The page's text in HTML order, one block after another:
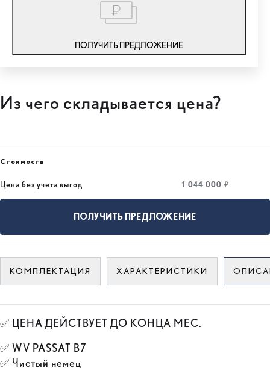
ПОЛУЧИТЬ ПРЕДЛОЖЕНИЕ
Из чего складывается цена?
Стоимость
Цена без учета выгод 1 044 000 ₽
ПОЛУЧИТЬ ПРЕДЛОЖЕНИЕ
КОМПЛЕКТАЦИЯ ХАРАКТЕРИСТИКИ
✅ ЦЕНА ДЕЙСТВУЕТ ДО КОНЦА МЕС.
✅ WV PASSAT B7
✅ Чистый немец